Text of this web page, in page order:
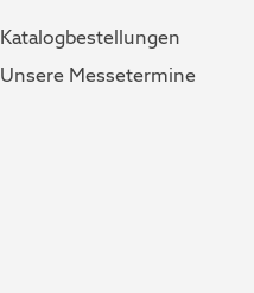
Katalogbestellungen
Unsere Messetermine